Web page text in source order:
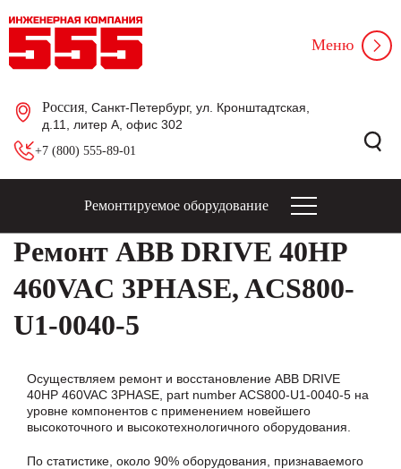
Россия , Санкт-Петербург, ул. Кронштадтская,
д.11, литер А, офис 302
+7 (800) 555-89-01
Меню
Ремонтируемое оборудование
Ремонт ABB DRIVE 40HP
460VAC 3PHASE, ACS800-
U1-0040-5
Осуществляем ремонт и восстановление ABB DRIVE
40HP 460VAC 3PHASE, part number ACS800-U1-0040-5 на
уровне компонентов с применением новейшего
высокоточного и высокотехнологичного оборудования.
По статистике, около 90% оборудования, признаваемого